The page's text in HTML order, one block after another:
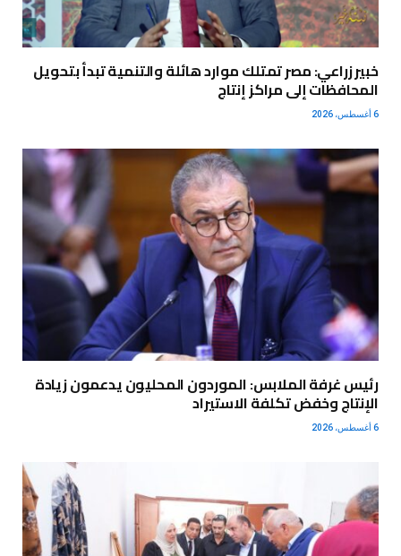
خبير زراعي: مصر تمتلك موارد هائلة والتنمية تبدأ بتحويل
المحافظات إلى مراكز إنتاج
6 أغسطس، 2026
رئيس غرفة الملابس: الموردون المحليون يدعمون زيادة
الإنتاج وخفض تكلفة الاستيراد
6 أغسطس، 2026